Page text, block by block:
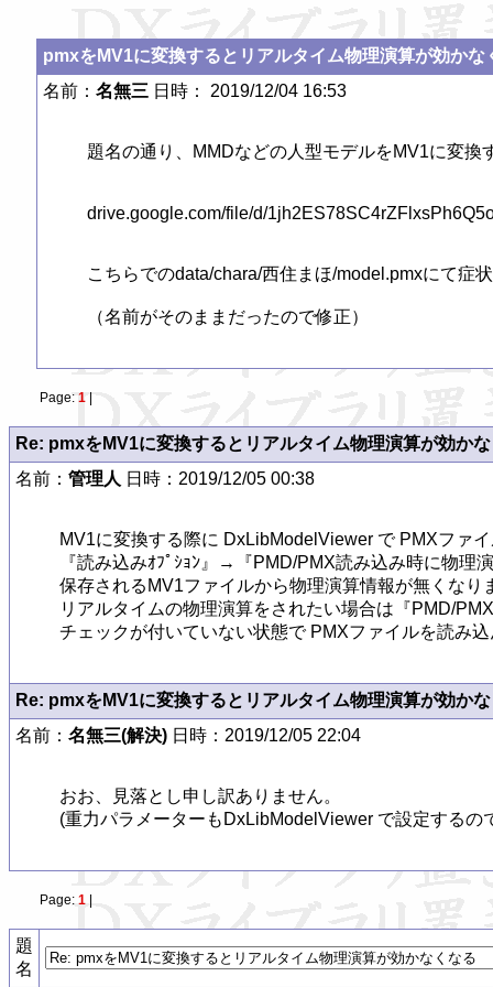
pmxをMV1に変換するとリアルタイム物理演算が効かな
名前： 名無三 日時： 2019/12/04 16:53
題名の通り、MMDなどの人型モデルをMV1に変
drive.google.com/file/d/
こちらでのdata/chara/西住まほ/model.pmxにて症
（名前がそのままだったので修正）
Page: 1|
Re: pmxをMV1に変換するとリアルタイム物理演算が効か
名前： 管理人 日時：2019/12/05 00:38
MV1に変換する際に DxLibModelViewer で PMXファ
『読み込みｵﾌﾟｼｮﾝ』→『PMD/PMX読み込み時に物理
保存されるMV1ファイルから物理演算情報が無くなり
リアルタイムの物理演算をされたい場合は『PMD/
チェックが付いていない状態で PMXファイルを読み
Re: pmxをMV1に変換するとリアルタイム物理演算が効か
名前： 名無三(解決) 日時：2019/12/05 22:04
おお、見落とし申し訳ありません。
(重力パラメーターもDxLibModelViewer で設定する
Page: 1|
題
名